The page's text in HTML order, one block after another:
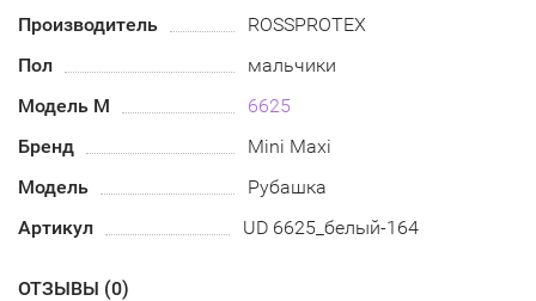
Производитель
ROSSPROTEX
Пол
мальчики
Модель М
6625
Бренд
Mini Maxi
Модель
Рубашка
Артикул
UD 6625_белый-164
ОТЗЫВЫ (0)